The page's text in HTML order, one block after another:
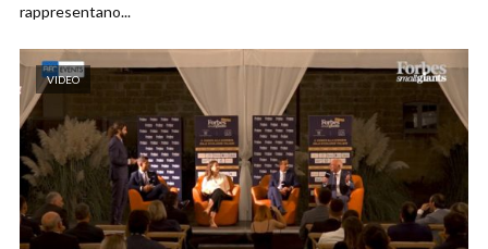
rappresentano...
VIDEO